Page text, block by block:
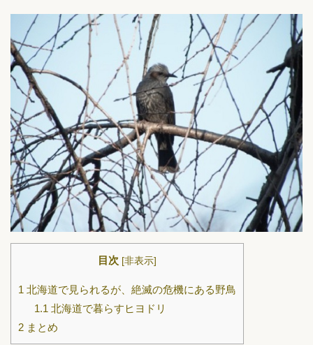
目次 [非表示]
1 北海道で見られるが、絶滅の危機にある野鳥
1.1 北海道で暮らすヒヨドリ
2 まとめ